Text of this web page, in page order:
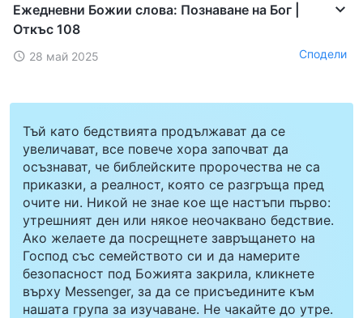
Ежедневни Божии слова: Познаване на Бог |
Откъс 108
28 май 2025 Сподели
Тъй като бедствията продължават да се
увеличават, все повече хора започват да
осъзнават, че библейските пророчества не са
приказки, а реалност, която се разгръща пред
очите ни. Никой не знае кое ще настъпи първо:
утрешният ден или някое неочаквано бедствие.
Ако желаете да посрещнете завръщането на
Господ със семейството си и да намерите
безопасност под Божията закрила, кликнете
върху Messenger, за да се присъедините към
нашата група за изучаване. Не чакайте до утре.